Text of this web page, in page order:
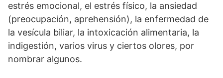
estrés emocional, el estrés físico, la ansiedad
(preocupación, aprehensión), la enfermedad de
la vesícula biliar, la intoxicación alimentaria, la
indigestión, varios virus y ciertos olores, por
nombrar algunos.